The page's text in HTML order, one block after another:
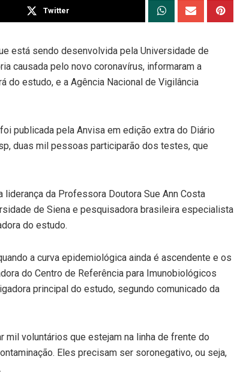
Twitter
está sendo desenvolvida pela Universidade de
causada pelo novo coronavírus, informaram a
do estudo, e a Agência Nacional de Vigilância
publicada pela Anvisa em edição extra do Diário
duas mil pessoas participarão dos testes, que
da Professora Doutora Sue Ann Costa
de Siena e pesquisadora brasileira especialista
do estudo.
a curva epidemiológica ainda é ascendente e os
do Centro de Referência para Imunobiológicos
principal do estudo, segundo comunicado da
mil voluntários que estejam na linha de frente do
Eles precisam ser soronegativo, ou seja,